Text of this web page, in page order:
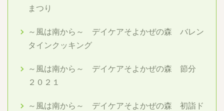
まつり
～風は南から～ デイケアそよかぜの森 バレン
タインクッキング
～風は南から～ デイケアそよかぜの森 節分
２０２１
～風は南から～ デイケアそよかぜの森 初詣ド